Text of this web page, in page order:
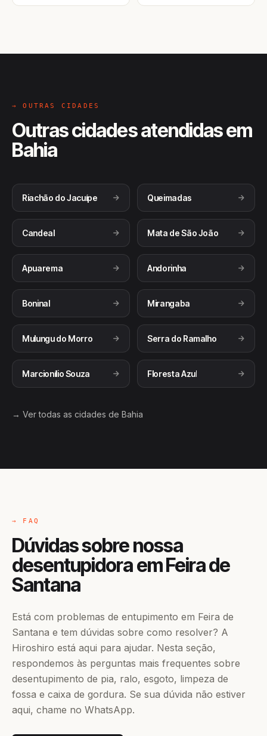
→ OUTRAS CIDADES
Outras cidades atendidas em
Bahia
Riachão do Jacuípe Queimadas
Candeal Mata de São João
Apuarema Andorinha
Boninal Mirangaba
Mulungu do Morro Serra do Ramalho
Marcionílio Souza Floresta Azul
→ Ver todas as cidades de Bahia
→ FAQ
Dúvidas sobre nossa
desentupidora em Feira de
Santana
Está com problemas de entupimento em Feira de
Santana e tem dúvidas sobre como resolver? A
Hiroshiro está aqui para ajudar. Nesta seção,
respondemos às perguntas mais frequentes sobre
desentupimento de pia, ralo, esgoto, limpeza de
fossa e caixa de gordura. Se sua dúvida não estiver
aqui, chame no WhatsApp.